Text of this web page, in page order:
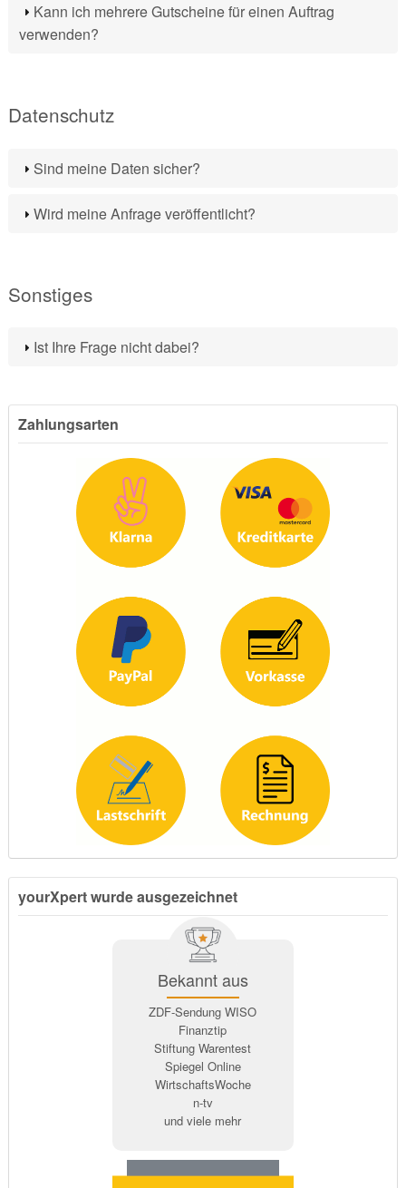
Zahlungsarten
yourXpert wurde ausgezeichnet
Bekannt aus
ZDF-Sendung WISO
Finanztip
Stiftung Warentest
Spiegel Online
WirtschaftsWoche
n-tv
und viele mehr
Kann ich mehrere Gutscheine für einen Auftrag
verwenden?
Datenschutz
Sind meine Daten sicher?
Wird meine Anfrage veröffentlicht?
Sonstiges
Ist Ihre Frage nicht dabei?